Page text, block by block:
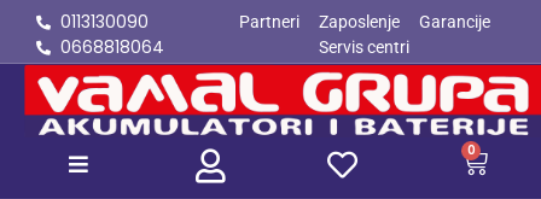
0113130090
0668818064
Partneri Zaposlenje
Garancije
Servis centri
0
Unesite ovde tekst
naslova